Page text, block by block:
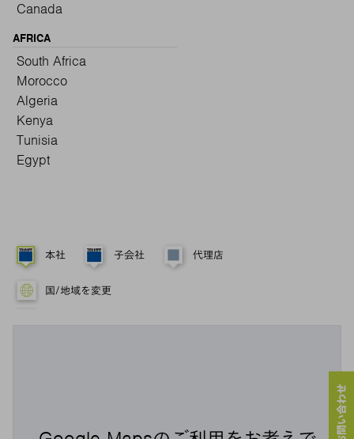
Canada
AFRICA
South Africa
Morocco
Algeria
Kenya
Tunisia
Egypt
本社 子会社 代理店
国/地域を変更